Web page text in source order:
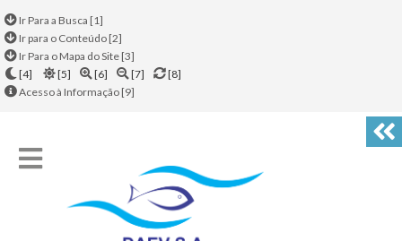
Ir Para a Busca [1]
Ir para o Conteúdo [2]
Ir Para o Mapa do Site [3]
[4]
[5] [6] [7]
[8]
Acesso à Informação [9]